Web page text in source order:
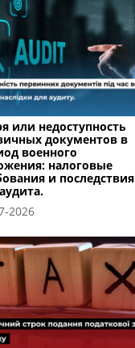
или недоступность
документов в
военного
налоговые
и последствия
2026